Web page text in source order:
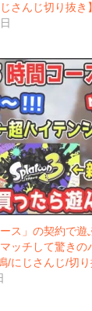
さんじ切り抜き
ス」の契約で遊
ッチして驚きの
/にじさんじ/切り